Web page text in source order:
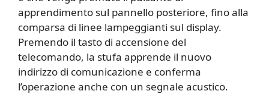
apprendimento sul pannello posteriore, fino alla
comparsa di linee lampeggianti sul display.
Premendo il tasto di accensione del
telecomando, la stufa apprende il nuovo
indirizzo di comunicazione e conferma
l’operazione anche con un segnale acustico.